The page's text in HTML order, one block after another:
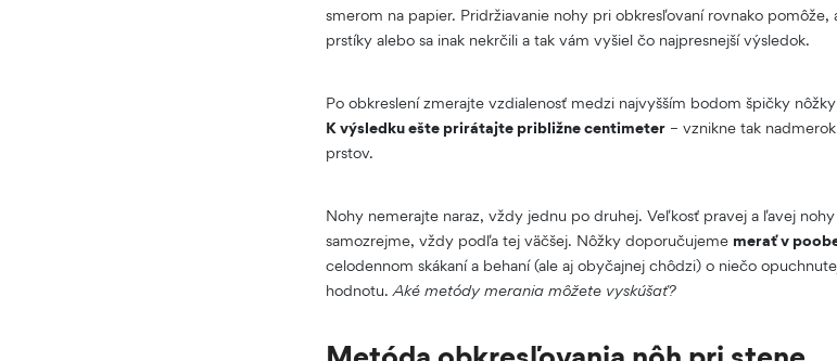
smerom na papier. Pridržiavanie nohy pri obkresľovaní rovnako
prstíky alebo sa inak nekrčili a tak vám vyšiel čo najpresnejší výsledok.
Po obkreslení zmerajte vzdialenosť medzi najvyšším bodom špičky
K výsledku ešte prirátajte približne centimeter – vznikne tak
prstov.
Nohy nemerajte naraz, vždy jednu po druhej. Veľkosť pravej a ľavej
samozrejme, vždy podľa tej väčšej. Nôžky doporučujeme merať v
celodennom skákaní a behaní (ale aj obyčajnej chôdzi) o niečo
hodnotu. Aké metódy merania môžete vyskúšať?